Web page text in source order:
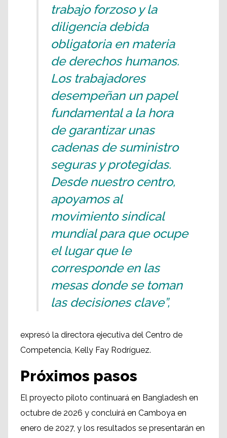
trabajo forzoso y la
diligencia debida
obligatoria en materia
de derechos humanos.
Los trabajadores
desempeñan un papel
fundamental a la hora
de garantizar unas
cadenas de suministro
seguras y protegidas.
Desde nuestro centro,
apoyamos al
movimiento sindical
mundial para que ocupe
el lugar que le
corresponde en las
mesas donde se toman
las decisiones clave”,
expresó la directora ejecutiva del Centro de
Competencia, Kelly Fay Rodríguez.
Próximos pasos
El proyecto piloto continuará en Bangladesh en
octubre de 2026 y concluirá en Camboya en
enero de 2027, y los resultados se presentarán en